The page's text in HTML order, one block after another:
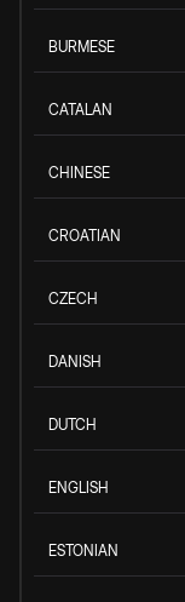
BURMESE
CATALAN
CHINESE
CROATIAN
CZECH
DANISH
DUTCH
ENGLISH
ESTONIAN